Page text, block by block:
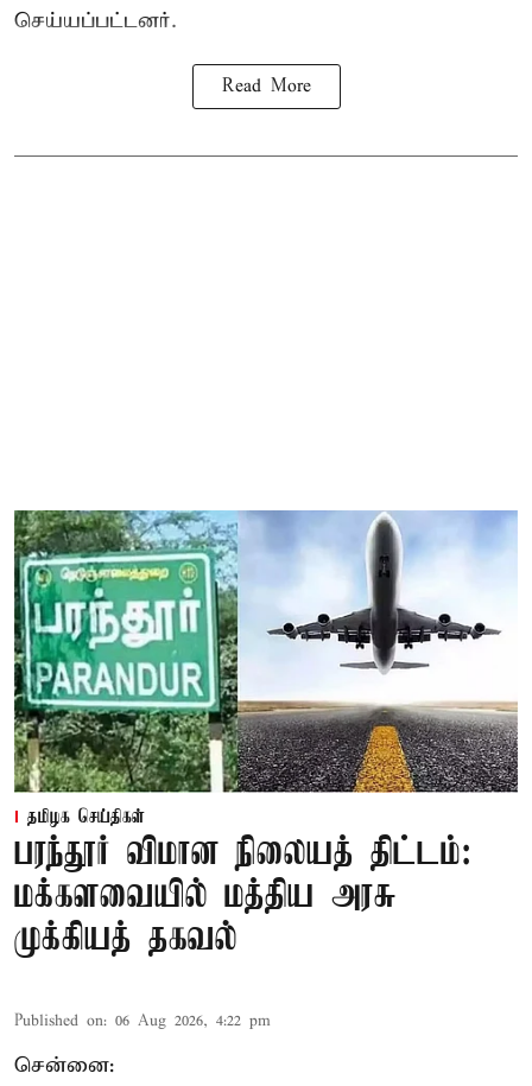
செய்யப்பட்டனர்.
Read More
தமிழக செய்திகள்
பரந்தூர் விமான நிலையத் திட்டம்:
மக்களவையில் மத்திய அரசு
முக்கியத் தகவல்
Published on: 06 Aug 2026, 4:22 pm
சென்னை: